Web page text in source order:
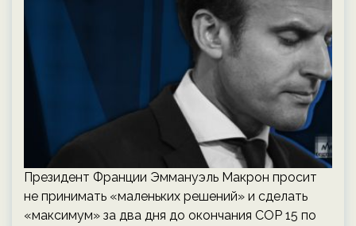
Президент Франции Эммануэль Макрон просит
не принимать «маленьких решений» и сделать
«максимум» за два дня до окончания COP 15 по